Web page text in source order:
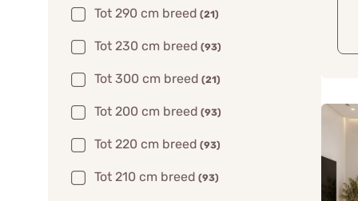
Tot 290 cm breed (21)
Tot 230 cm breed (93)
Tot 300 cm breed (21)
Tot 200 cm breed (93)
Tot 220 cm breed (93)
Tot 210 cm breed (93)